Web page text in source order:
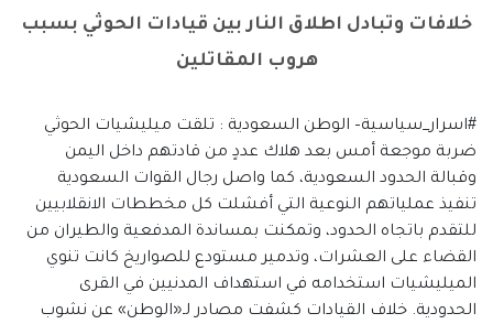
خلافات وتبادل اطلاق النار بين قيادات الحوثي بسبب
هروب المقاتلين
#اسرار_سياسية– الوطن السعودية : تلقت ميليشيات الحوثي
ضربة موجعة أمس بعد هلاك عددٍ من قادتهم داخل اليمن
وقبالة الحدود السعودية، كما واصل رجال القوات السعودية
تنفيذ عملياتهم النوعية التي أفشلت كل مخططات الانقلابيين
للتقدم باتجاه الحدود، وتمكنت بمساندة المدفعية والطيران من
القضاء على العشرات، وتدمير مستودع للصواريخ كانت تنوي
الميليشيات استخدامه في استهداف المدنيين في القرى
الحدودية. خلاف القيادات كشفت مصادر لـ«الوطن» عن نشوب